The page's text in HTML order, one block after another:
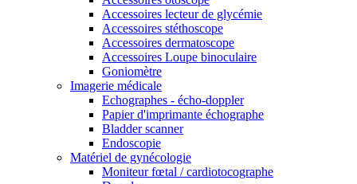
Accessoires lecteur de glycémie
Accessoires stéthoscope
Accessoires dermatoscope
Accessoires Loupe binoculaire
Goniomètre
Imagerie médicale
Echographes - écho-doppler
Papier d'imprimante échographe
Bladder scanner
Endoscopie
Matériel de gynécologie
Moniteur fœtal / cardiotocographe